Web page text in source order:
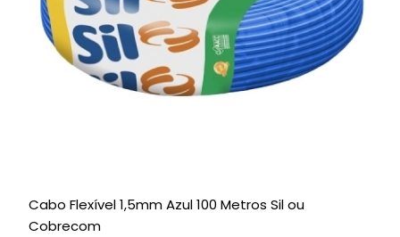
Cabo Flexível 1,5mm Azul 100 Metros Sil ou
Cobrecom